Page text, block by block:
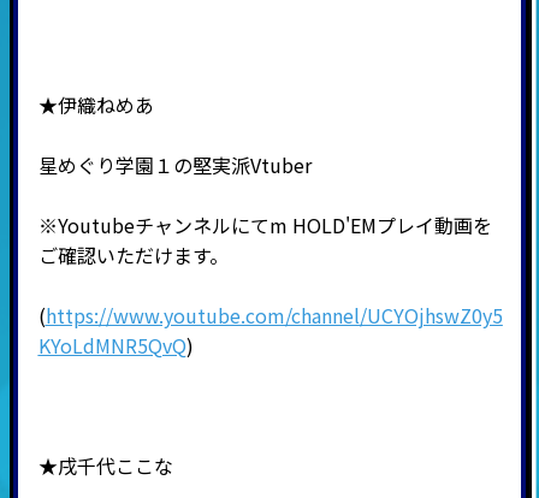
★伊織ねめあ
星めぐり学園１の堅実派Vtuber
※Youtubeチャンネルにてm HOLD'EMプレイ動画を
ご確認いただけます。
(https://www.youtube.com/channel/UCYOjhswZ0y5
KYoLdMNR5QvQ)
★戌千代ここな